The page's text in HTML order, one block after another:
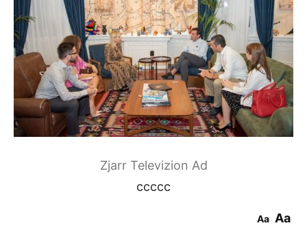
Zjarr Televizion Ad
ccccc
Aa Aa